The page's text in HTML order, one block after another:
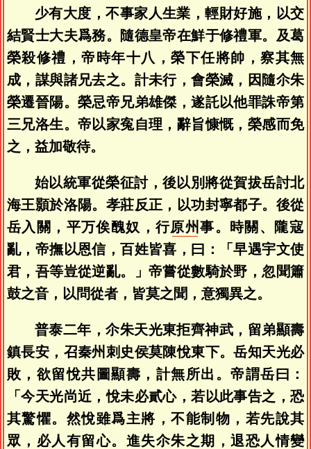
少有大度，不事家人生業，輕財好施，以交
結賢士大夫爲務。隨德皇帝在鮮于修禮軍。及葛
榮殺修禮，帝時年十八，榮下任將帥，察其無
成，謀與諸兄去之。計未行，會榮滅，因隨尒朱
榮遷晉陽。榮忌帝兄弟雄傑，遂託以他罪誅帝第
三兄洛生。帝以家寃自理，辭旨慷慨，榮感而免
之，益加敬待。
始以統軍從榮征討，後以別將從賀拔岳討北
海王顥於洛陽。孝莊反正，以功封寧都子。後從
岳入關，平万俟醜奴，行原州事。時關、隴寇
亂，帝撫以恩信，百姓皆喜，曰：「早遇宇文使
君，吾等豈從逆亂。」帝嘗從數騎於野，忽聞簫
鼓之音，以問從者，皆莫之聞，意獨異之。
普泰二年，尒朱天光東拒齊神武，留弟顯壽
鎮長安，召秦州刺史侯莫陳悅東下。岳知天光必
敗，欲留悅共圖顯壽，計無所出。帝謂岳曰：
「今天光尚近，悅未必貳心，若以此事告之，恐
其驚懼。然悅雖爲主將，不能制物，若先說其
眾，必人有留心。進失尒朱之期，退恐人情變